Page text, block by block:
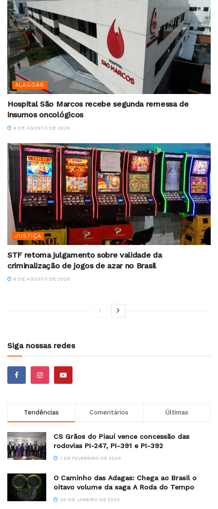
ALAGOAS
Hospital São Marcos recebe segunda remessa de
insumos oncológicos
6 DE AGOSTO DE 2026
JUSTIÇA
STF retoma julgamento sobre validade da
criminalização de jogos de azar no Brasil
6 DE AGOSTO DE 2026
Siga nossas redes
Tendências Comentários Últimas
CS Grãos do Piauí vence concessão das
rodovias PI-247, PI-391 e PI-392
1 DE FEVEREIRO DE 2024
O Caminho das Adagas: Chega ao Brasil o
oitavo volume da saga A Roda do Tempo
30 DE JANEIRO DE 2023